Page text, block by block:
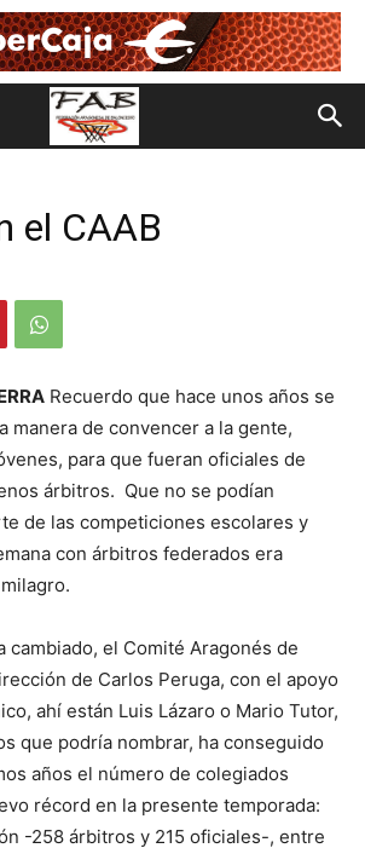
el CAAB
Recuerdo que hace unos años se
manera de convencer a la gente,
para que fueran oficiales de
árbitros. Que no se podían
de las competiciones escolares y
con árbitros federados era
cambiado, el Comité Aragonés de
de Carlos Peruga, con el apoyo
ahí están Luis Lázaro o Mario Tutor,
que podría nombrar, ha conseguido
años el número de colegiados
récord en la presente temporada:
-258 árbitros y 215 oficiales-, entre